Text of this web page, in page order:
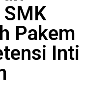
Pakem
Inti